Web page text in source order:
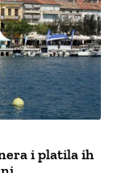
i platila ih